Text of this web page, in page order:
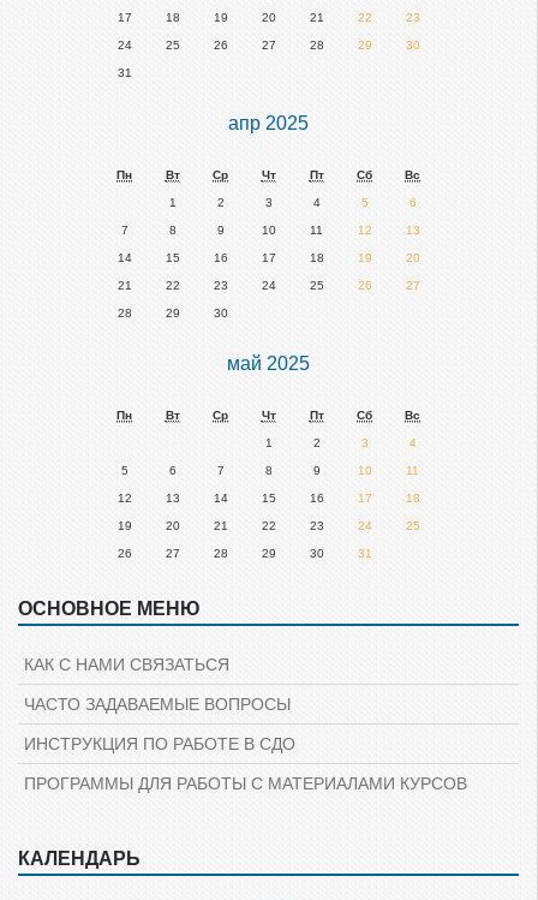
17 18 19 20 21 22 23
24 25 26 27 28 29 30
31
апр 2025
Пн Вт Ср Чт Пт Сб Вс
1 2 3 4 5 6
7 8 9 10 11 12 13
14 15 16 17 18 19 20
21 22 23 24 25 26 27
28 29 30
май 2025
Пн Вт Ср Чт Пт Сб Вс
1 2 3 4
5 6 7 8 9 10 11
12 13 14 15 16 17 18
19 20 21 22 23 24 25
26 27 28 29 30 31
Пропустить
Основное
меню
ОСНОВНОЕ МЕНЮ
КАК С НАМИ СВЯЗАТЬСЯ
ЧАСТО ЗАДАВАЕМЫЕ ВОПРОСЫ
ИНСТРУКЦИЯ ПО РАБОТЕ В СДО
ПРОГРАММЫ ДЛЯ РАБОТЫ С МАТЕРИАЛАМИ КУРСОВ
Пропустить
Навигация
Пропустить
Календарь
КАЛЕНДАРЬ